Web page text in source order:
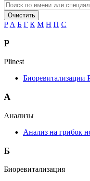
Очистить
P А Б Г К М Н П С
P
Plinest
Биоревитализации
А
Анализы
Анализ на грибок
Б
Биоревитализация